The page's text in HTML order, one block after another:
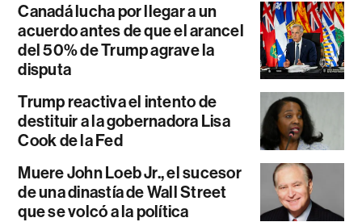
Canadá lucha por llegar a un
acuerdo antes de que el arancel
del 50% de Trump agrave la
disputa
Trump reactiva el intento de
destituir a la gobernadora Lisa
Cook de la Fed
Muere John Loeb Jr., el sucesor
de una dinastía de Wall Street
que se volcó a la política